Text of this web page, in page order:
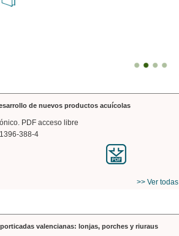
de nuevos productos acuícolas
PDF acceso libre
388-4
>> Ver todas
valencianas: lonjas, porches y riuraus